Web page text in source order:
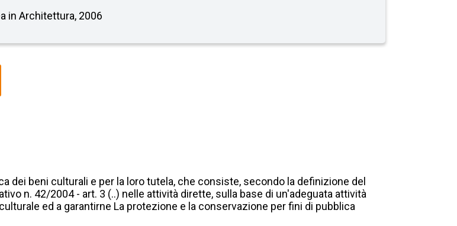
in Architettura, 2006
dei beni culturali e per la loro tutela, che consiste, secondo la definizione del
n. 42/2004 - art. 3 (..) nelle attività dirette, sulla base di un'adeguata attività
ed a garantirne La protezione e la conservazione per fini di pubblica